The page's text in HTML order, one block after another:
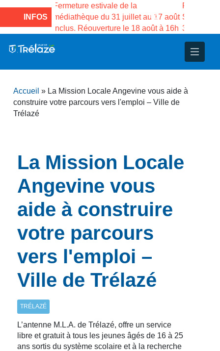
INFOS
la
au 17 août
18 août à 16h
Fermeture estivale de la Maison des
Services publics Vasco de Gama du
3 au 21 août
et d’animations
Projets
– Jumelage
Accueil » La Mission Locale Angevine vous aide à
construire votre parcours vers l'emploi – Ville de
Trélazé
La Mission Locale
Angevine vous
aide à construire
votre parcours
vers l'emploi –
Ville de Trélazé
TRÉLAZÉ
L’antenne M.L.A. de Trélazé, offre un service
libre et gratuit à tous les jeunes âgés de 16 à 25
ans sortis du système scolaire et à la recherche